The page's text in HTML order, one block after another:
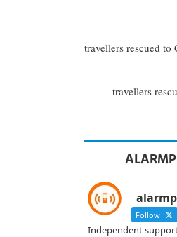
08/10: 25 travellers
Independent